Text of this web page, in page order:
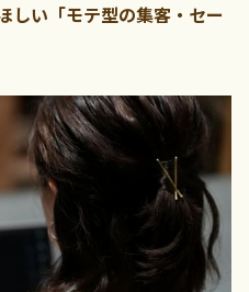
しい「モテ型の集客・セー